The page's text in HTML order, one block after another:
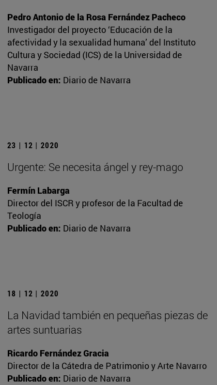
Pedro Antonio de la Rosa Fernández Pacheco
Investigador del proyecto ‘Educación de la
afectividad y la sexualidad humana’ del Instituto
Cultura y Sociedad (ICS) de la Universidad de
Navarra
Publicado en: Diario de Navarra
23 | 12 | 2020
Urgente: Se necesita ángel y rey-mago
Fermín Labarga
Director del ISCR y profesor de la Facultad de
Teología
Publicado en: Diario de Navarra
18 | 12 | 2020
La Navidad también en pequeñas piezas de
artes suntuarias
Ricardo Fernández Gracia
Director de la Cátedra de Patrimonio y Arte Navarro
Publicado en: Diario de Navarra